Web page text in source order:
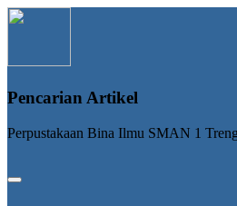
Pencarian Artikel
Perpustakaan Bina Ilmu SMAN 1